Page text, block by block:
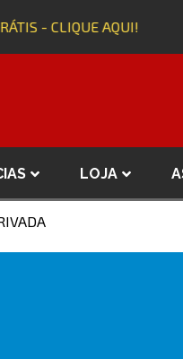
- CLIQUE AQUI!
LOJA